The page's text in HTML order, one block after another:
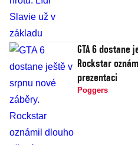
GTA 6 dostane
Rockstar
prezentaci
Poggers